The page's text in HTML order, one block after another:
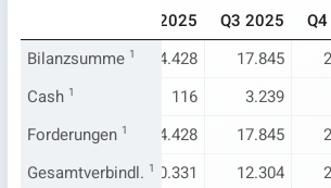
Q2 2025 Q3 2025
Bilanzsumme 1
14.342 14.428 17.845
Cash 1 116 3.239
Forderungen 1
14.342 14.428 17.845
Gesamtverbindl. 1
10.186 10.331 12.304